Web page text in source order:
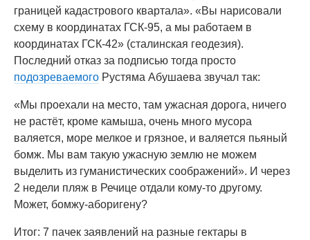
границей кадастрового квартала». «Вы нарисовали
схему в координатах ГСК-95, а мы работаем в
координатах ГСК-42» (сталинская геодезия).
Последний отказ за подписью тогда просто
подозреваемого Рустяма Абушаева звучал так:
«Мы проехали на место, там ужасная дорога, ничего
не растёт, кроме камыша, очень много мусора
валяется, море мелкое и грязное, и валяется пьяный
бомж. Мы вам такую ужасную землю не можем
выделить из гуманистических соображений». И через
2 недели пляж в Речице отдали кому-то другому.
Может, бомжу-аборигену?
Итог: 7 пачек заявлений на разные гектары в